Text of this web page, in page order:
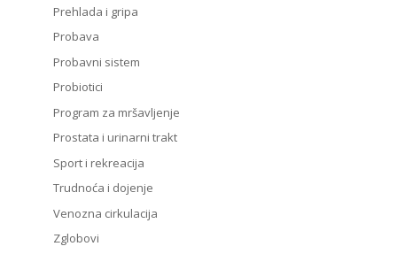
Prehlada i gripa
Probava
Probavni sistem
Probiotici
Program za mršavljenje
Prostata i urinarni trakt
Sport i rekreacija
Trudnoća i dojenje
Venozna cirkulacija
Zglobovi